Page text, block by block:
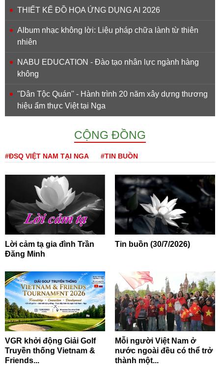
THIẾT KẾ ĐỒ HỌA ỨNG DỤNG AI 2026
Album nhạc không lời: Liệu pháp chữa lành từ thiên
nhiên
NABU EDUCATION - Đào tạo nhân lực ngành hàng
không
''Dân Tộc Quán'' - Hành trình 20 năm xây dựng thương
hiệu ẩm thực Việt tại Nga
CỘNG ĐỒNG
#ĐSQ VIỆT NAM TẠI NGA #TIN BUỒN
Lời cảm tạ gia đình Trần
Đăng Minh
Tin buồn (30/7/2026)
VGR khởi động Giải Golf
Truyền thống Vietnam &
Friends...
Mỗi người Việt Nam ở
nước ngoài đều có thể trở
thành một...